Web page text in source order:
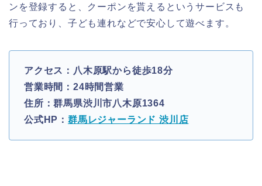
ンを登録すると、クーポンを貰えるというサービスも
行っており、子ども連れなどで安心して遊べます。
アクセス：八木原駅から徒歩18分
営業時間：24時間営業
住所：群馬県渋川市八木原1364
公式HP： 群馬レジャーランド 渋川店